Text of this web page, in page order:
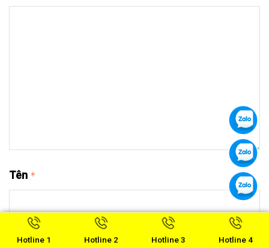
Tên *
Email
Hotline 1 Hotline 2 Hotline 3 Hotline 4